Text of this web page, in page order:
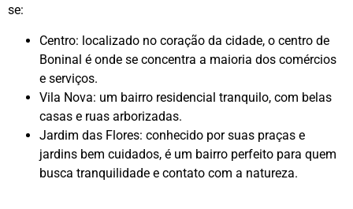
se:
Centro: localizado no coração da cidade, o centro de
Boninal é onde se concentra a maioria dos comércios
e serviços.
Vila Nova: um bairro residencial tranquilo, com belas
casas e ruas arborizadas.
Jardim das Flores: conhecido por suas praças e
jardins bem cuidados, é um bairro perfeito para quem
busca tranquilidade e contato com a natureza.